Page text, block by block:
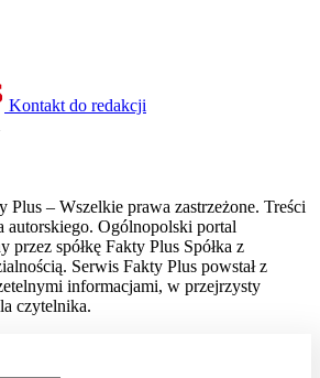
Kontakt do redakcji
– Wszelkie prawa zastrzeżone. Treści
autorskiego. Ogólnopolski portal
przez spółkę Fakty Plus Spółka z
Serwis Fakty Plus powstał z
informacjami, w przejrzysty
czytelnika.